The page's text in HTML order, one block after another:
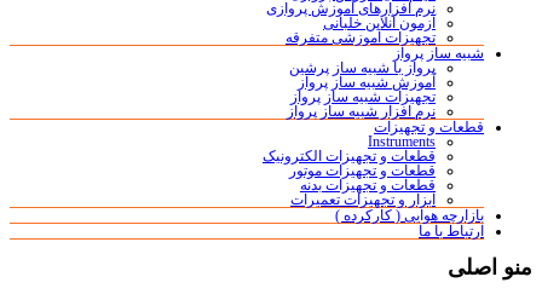
نرم افزارهای آموزش پروازی
آزمون آنلاین خلبانی
تجهیزات آموزشی متفرقه
شبیه ساز پرواز
پرواز با شبیه ساز پرشین
آموزش شبیه ساز پرواز
تجهیزات شبیه ساز پرواز
نرم افزار شبیه ساز پرواز
قطعات و تجهیزات
Instruments
قطعات و تجهیزات الکترونیک
قطعات و تجهیزات موتور
قطعات و تجهیزات بدنه
ابزار و تجهیزات تعمیرات
بازارچه هوایی ( کارکرده )
ارتباط با ما
منو اصلی